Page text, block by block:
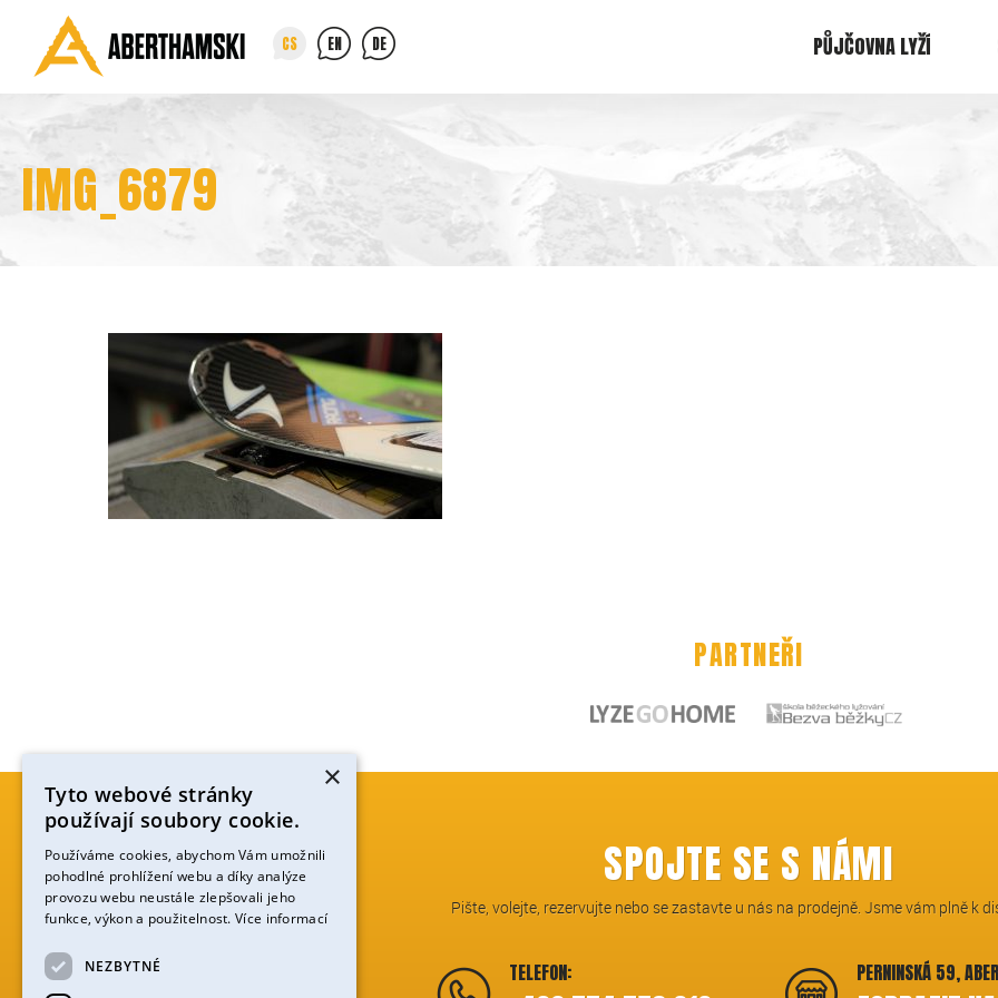
PŮJČOVNA LYŽÍ
CS EN DE
IMG_6879
PARTNEŘI
SPOJTE SE S NÁMI
Pište, volejte, rezervujte nebo se zastavte u nás na prodejně. Jsme vám plně k
TELEFON: PERNINSKÁ 59,
×
Tyto webové stránky
používají soubory cookie.
Používáme cookies, abychom Vám umožnili
pohodlné prohlížení webu a díky analýze
provozu webu neustále zlepšovali jeho
funkce, výkon a použitelnost.Více informací
NEZBYTNÉ